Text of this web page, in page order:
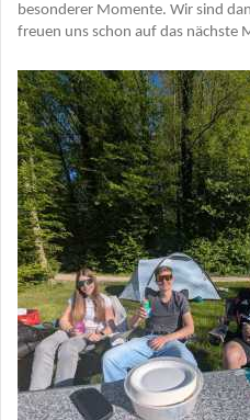
besonderer Momente. Wir sind
freuen uns schon auf das nächste